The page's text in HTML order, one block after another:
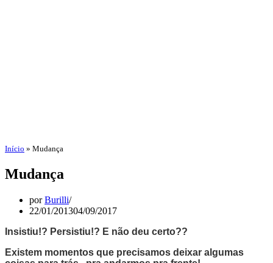
Início » Mudança
Mudança
porBurilli
22/01/201304/09/2017
Insistiu!? Persistiu!? E não deu certo??
Existem momentos que precisamos deixar algumas